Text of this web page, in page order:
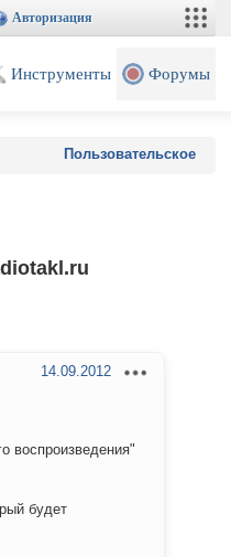
Авторизация
Инструменты Форумы
Пользовательское
14.09.2012
воспроизведения"
будет